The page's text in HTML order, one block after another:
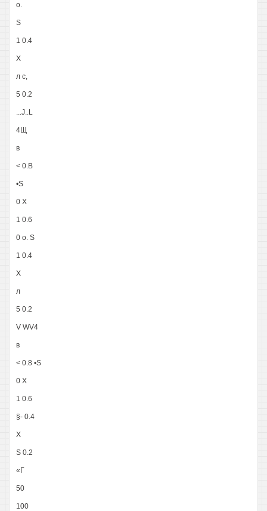
о.
S
1 0.4
X
л с,
5 0.2
...J..L
4Щ
в
< 0.В
•S
0 X
1 0.6
0 о. S
1 0.4
X
л
5 0.2
V WV4
в
< 0.8 •S
0 X
1 0.6
§- 0.4
X
S 0.2
«Г
50
100